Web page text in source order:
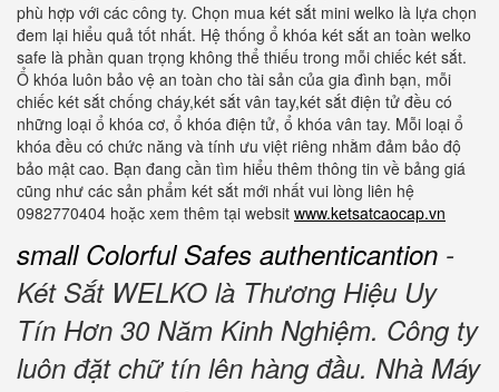
phù hợp với các công ty. Chọn mua két sắt mini welko là lựa chọn
đem lại hiểu quả tốt nhất. Hệ thống ổ khóa két sắt an toàn welko
safe là phần quan trọng không thể thiếu trong mỗi chiếc két sắt.
Ổ khóa luôn bảo vệ an toàn cho tài sản của gia đình bạn, mỗi
chiếc két sắt chống cháy,két sắt vân tay,két sắt điện tử đều có
những loại ổ khóa cơ, ổ khóa điện tử, ổ khóa vân tay. Mỗi loại ổ
khóa đều có chức năng và tính ưu việt riêng nhằm đảm bảo độ
bảo mật cao. Bạn đang cần tìm hiểu thêm thông tin về bảng giá
cũng như các sản phẩm két sắt mới nhất vui lòng liên hệ
0982770404 hoặc xem thêm tại websit www.ketsatcaocap.vn
small Colorful Safes authenticantion -
Két Sắt WELKO là Thương Hiệu Uy
Tín Hơn 30 Năm Kinh Nghiệm. Công ty
luôn đặt chữ tín lên hàng đầu. Nhà Máy